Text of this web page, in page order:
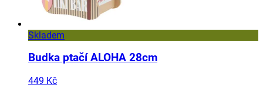
Skladem
Budka ptačí ALOHA 28cm
449 Kč